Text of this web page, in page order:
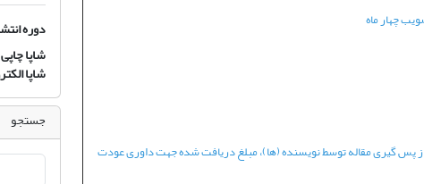
چهار ماه
پس گیری مقاله توسط نویسنده (ها)، مبلغ دریافت شده جهت داوری عودت
دوره
شاپا چاپی
شاپا
جستجو